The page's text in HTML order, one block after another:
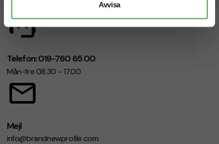
Avvisa
Telefon: 019-760 65 00
Mån-fre 08.30 - 17.00
Mejl
info@brandnewprofile.com